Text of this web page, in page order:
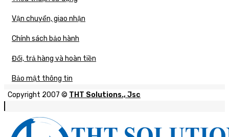
Vận chuyển, giao nhận
Chính sách bảo hành
Đổi, trả hàng và hoàn tiền
Bảo mật thông tin
Copyright 2007 © THT Solutions., Jsc